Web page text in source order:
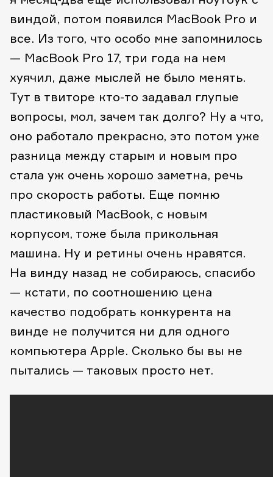
виндой, потом появился MacBook Pro и
все. Из того, что особо мне запомнилось
— MacBook Pro 17, три года на нем
хуячил, даже мыслей не было менять.
Тут в твиторе кто-то задавал глупые
вопросы, мол, зачем так долго? Ну а что,
оно работало прекрасно, это потом уже
разница между старым и новым про
стала уж очень хорошо заметна, речь
про скорость работы. Еще помню
пластиковый MacBook, с новым
корпусом, тоже была прикольная
машина. Ну и ретины очень нравятся.
На винду назад не собираюсь, спасибо
— кстати, по соотношению цена
качество подобрать конкурента на
винде не получится ни для одного
компьютера Apple. Сколько бы вы не
пытались — таковых просто нет.